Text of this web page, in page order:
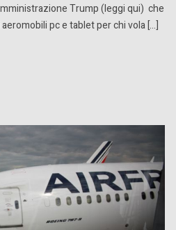
Trump (leggi qui) che
pc e tablet per chi vola […]